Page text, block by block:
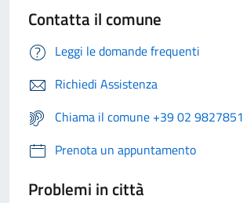
Contatta il comune
Leggi le domande frequenti
Richiedi Assistenza
Chiama il comune +39 02 9827851
Prenota un appuntamento
Problemi in città